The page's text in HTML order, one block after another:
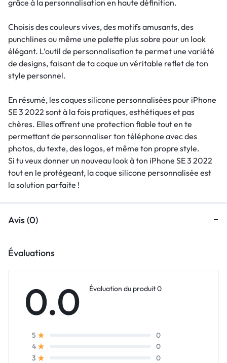
grâce à la personnalisation en haute définition.
Choisis des couleurs vives, des motifs amusants, des
punchlines ou même une palette plus sobre pour un look
élégant. L’outil de personnalisation te permet une variété
de designs, faisant de ta coque un véritable reflet de ton
style personnel.
En résumé, les coques silicone personnalisées pour iPhone
SE 3 2022 sont à la fois pratiques, esthétiques et pas
chères. Elles offrent une protection fiable tout en te
permettant de personnaliser ton téléphone avec des
photos, du texte, des logos, et même ton propre style.
Si tu veux donner un nouveau look à ton iPhone SE 3 2022
tout en le protégeant, la coque silicone personnalisée est
la solution parfaite !
Avis (0)
Évaluations
0.0 Évaluation du produit 0
5
0
4
0
3
0